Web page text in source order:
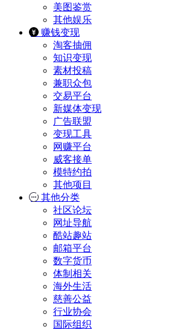
美图鉴赏
其他娱乐
赚钱变现
淘客抽佣
知识变现
素材投稿
兼职众包
交易平台
新媒体变现
广告联盟
变现工具
网赚平台
威客接单
模特约拍
其他项目
其他分类
社区论坛
网址导航
酷站趣站
邮箱平台
数字货币
体制相关
海外生活
慈善公益
行业协会
国际组织